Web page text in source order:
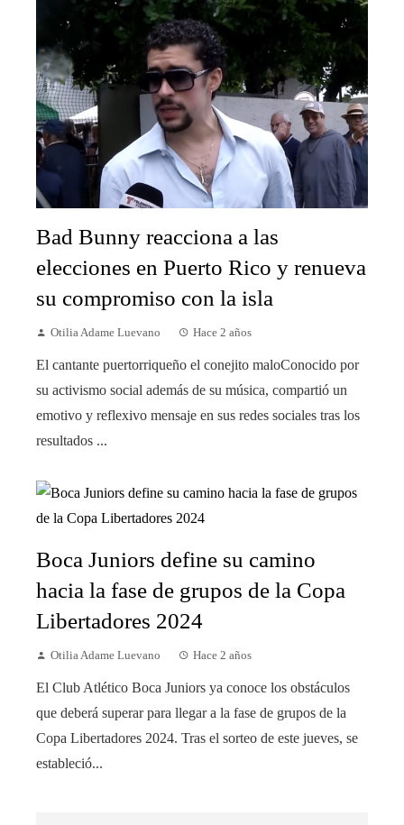
Bad Bunny reacciona a las
elecciones en Puerto Rico y renueva
su compromiso con la isla
Otilia Adame Luevano Hace 2 años
El cantante puertorriqueño el conejito maloConocido por
su activismo social además de su música, compartió un
emotivo y reflexivo mensaje en sus redes sociales tras los
resultados ...
Boca Juniors define su camino
hacia la fase de grupos de la Copa
Libertadores 2024
Otilia Adame Luevano Hace 2 años
El Club Atlético Boca Juniors ya conoce los obstáculos
que deberá superar para llegar a la fase de grupos de la
Copa Libertadores 2024. Tras el sorteo de este jueves, se
estableció...